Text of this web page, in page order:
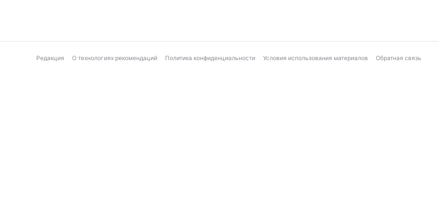
Редакция О технологиях рекомендаций Политика конфиденциальности Условия использования материалов Обратная связь